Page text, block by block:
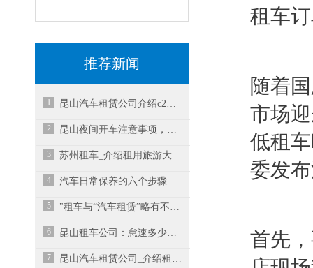
推荐新闻
1 昆山汽车租赁公司介绍c2是手动挡还是自动挡？
2 昆山夜间开车注意事项，你知道多少呢？
3 苏州租车_介绍租用旅游大巴的注意事项
4 汽车日常保养的六个步骤
5 "租车与“汽车租赁”略有不同-昆山租车
6 昆山租车公司：怠速多少转正常？
7 昆山汽车租赁公司_介绍租赁豪车的注意事项
租车
随着
市场
低租
委发
首先